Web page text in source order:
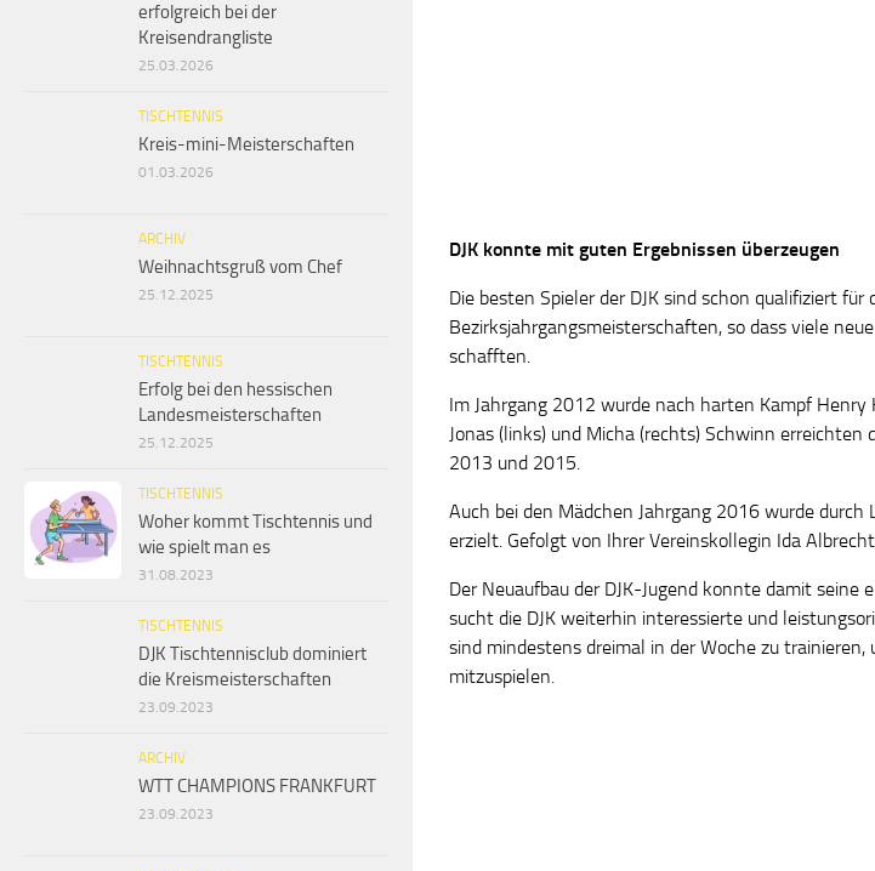
DJK konnte mit guten Ergebnissen überzeugen
Die besten Spieler der DJK sind schon qualifiziert für
Bezirksjahrgangsmeisterschaften, so dass viele
schafften.
Im Jahrgang 2012 wurde nach harten Kampf Henry
Jonas (links) und Micha (rechts) Schwinn erreichten
2013 und 2015.
Auch bei den Mädchen Jahrgang 2016 wurde
erzielt. Gefolgt von Ihrer Vereinskollegin Ida
Der Neuaufbau der DJK-Jugend konnte damit seine
sucht die DJK weiterhin interessierte und
sind mindestens dreimal in der Woche zu trainieren,
mitzuspielen.
erfolgreich bei der
Kreisendrangliste
25.03.2026
TISCHTENNIS
Kreis-mini-Meisterschaften
01.03.2026
ARCHIV
Weihnachtsgruß vom Chef
25.12.2025
TISCHTENNIS
Erfolg bei den hessischen
Landesmeisterschaften
25.12.2025
TISCHTENNIS
Woher kommt Tischtennis und
wie spielt man es
31.08.2023
TISCHTENNIS
DJK Tischtennisclub dominiert
die Kreismeisterschaften
23.09.2023
ARCHIV
WTT CHAMPIONS FRANKFURT
23.09.2023